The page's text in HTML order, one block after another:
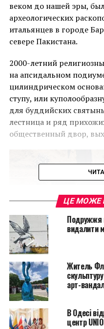
веком до нашей эры,
археологических
итальянцев в городе
севере Пакистана.
2000-летний
на апсидальном
цилиндрическом
ступу, или
для буддийских
лестница и ряд
общественный двор,
В октябре 2021 года,
территории Барикота
итальянских и
наблюдавших за
ЦЕ МОЖЕ
Подружжя
видалити
Житель
арт-
В Одесі
центр